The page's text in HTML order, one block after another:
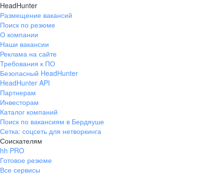
HeadHunter
Размещение вакансий
Поиск по резюме
О компании
Наши вакансии
Реклама на сайте
Требования к ПО
Безопасный HeadHunter
HeadHunter API
Партнерам
Инвесторам
Каталог компаний
Поиск по вакансиям в Бердяуше
Сетка: соцсеть для нетворкинга
Соискателям
hh PRO
Готовое резюме
Все сервисы